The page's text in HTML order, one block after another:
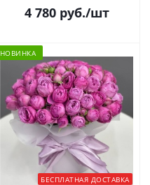
4 780руб./шт
НОВИНКА
БЕСПЛАТНАЯ ДОСТАВКА